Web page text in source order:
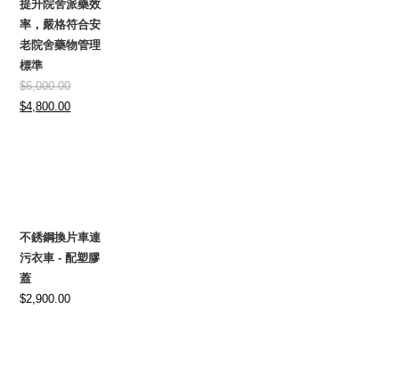
提升院舍派藥效
率，嚴格符合安
老院舍藥物管理
標準
$6,000.00
Original
$4,800.00Current
不銹鋼換片車連
污衣車 - 配塑膠
蓋
$2,900.00